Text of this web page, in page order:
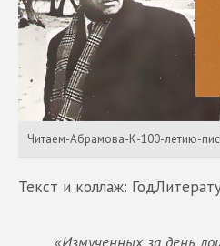
Читаем-Абрамова-К-100-летию-
Текст и коллаж:
«Измученных за день